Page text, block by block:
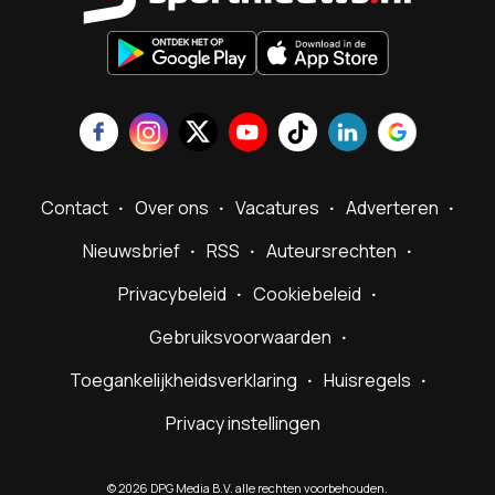
Contact Over ons Vacatures
Adverteren
Nieuwsbrief
RSS
Auteursrechten
Privacybeleid
Cookiebeleid
Gebruiksvoorwaarden
Toegankelijkheidsverklaring
Huisregels
Privacy instellingen
©2026 DPG Media B.V. alle rechten voorbehouden.